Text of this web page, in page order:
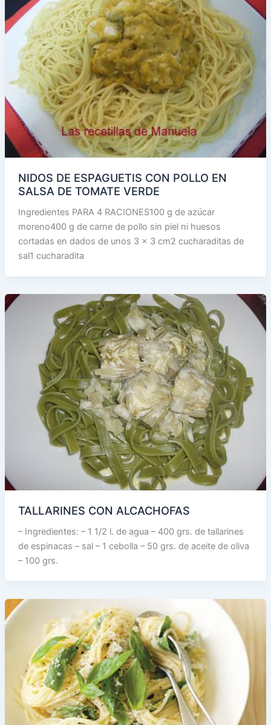
NIDOS DE ESPAGUETIS CON POLLO EN
SALSA DE TOMATE VERDE
Ingredientes PARA 4 RACIONES100 g de azúcar
moreno400 g de carne de pollo sin piel ni huesos
cortadas en dados de unos 3 x 3 cm2 cucharaditas de
sal1 cucharadita
TALLARINES CON ALCACHOFAS
– Ingredientes: – 1 1/2 l. de agua – 400 grs. de tallarines
de espinacas – sal – 1 cebolla – 50 grs. de aceite de oliva
– 100 grs.